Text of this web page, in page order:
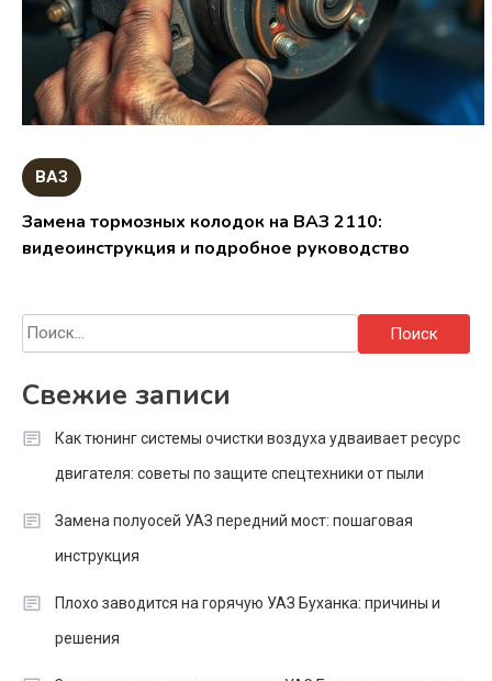
ВАЗ
Замена тормозных колодок на ВАЗ 2110:
видеоинструкция и подробное руководство
Найти:
Свежие записи
Как тюнинг системы очистки воздуха удваивает ресурс
двигателя: советы по защите спецтехники от пыли
Замена полуосей УАЗ передний мост: пошаговая
инструкция
Плохо заводится на горячую УАЗ Буханка: причины и
решения